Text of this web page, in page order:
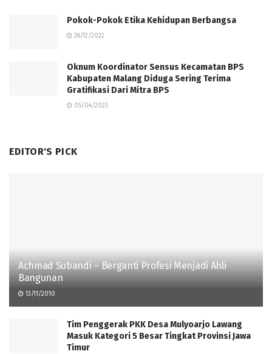
Pokok-Pokok Etika Kehidupan Berbangsa
28/12/2022
Oknum Koordinator Sensus Kecamatan BPS
Kabupaten Malang Diduga Sering Terima
Gratifikasi Dari Mitra BPS
05/04/2023
EDITOR'S PICK
Achmad Subandi – Berganti Profesi Menjadi Ahli
Bangunan
13/11/2010
Tim Penggerak PKK Desa Mulyoarjo Lawang
Masuk Kategori 5 Besar Tingkat Provinsi Jawa
Timur